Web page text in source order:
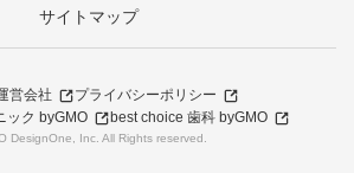
サイトマップ
営会社
プライバシーポリシー
ック byGMO
best choice 歯科 byGMO
DesignOne, Inc. All Rights reserved.